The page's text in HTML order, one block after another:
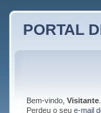
PORTAL
Bem-vindo,Visitante
Perdeu o seue-mail